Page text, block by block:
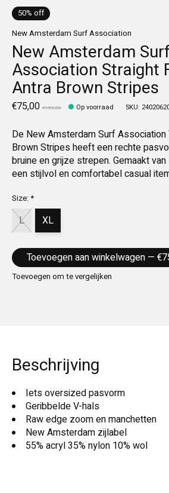
50% off
New Amsterdam Surf Association
New Amsterdam
Association Straight
Antra Brown Stripes
€75,00 €150,00 Op voorraad SKU:
De New Amsterdam Surf Association
Brown Stripes heeft een rechte
bruine en grijze strepen. Gemaakt
een stijlvol en comfortabel casual
Size:*
L XL
Toevoegen
Toevoegen om te vergelijken
Beschrijving
Iets oversized pasvorm
Geribbelde V-hals
Raw edge zoom en manchetten
New Amsterdam zijlabel
55% acryl 35% nylon 10% wol